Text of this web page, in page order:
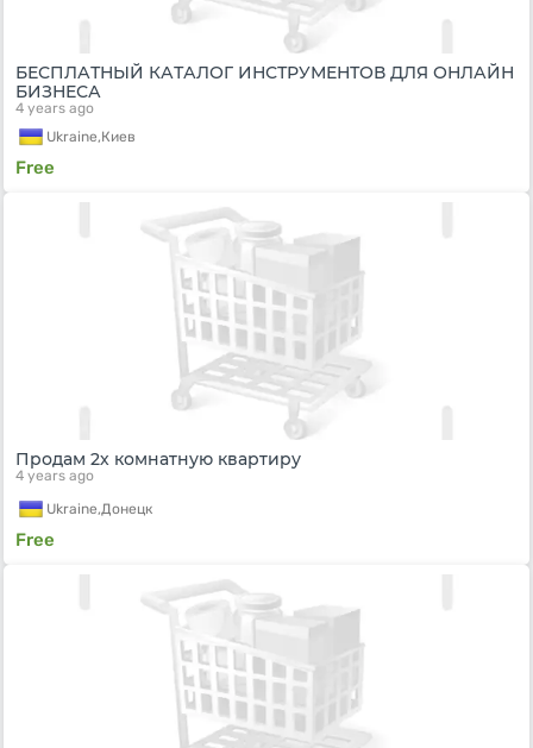
БЕСПЛАТНЫЙ КАТАЛОГ ИНСТРУМЕНТОВ ДЛЯ ОНЛАЙН
БИЗНЕСА
4 years ago
Ukraine,Киев
Free
Продам 2х комнатную квартиру
4 years ago
Ukraine,Донецк
Free